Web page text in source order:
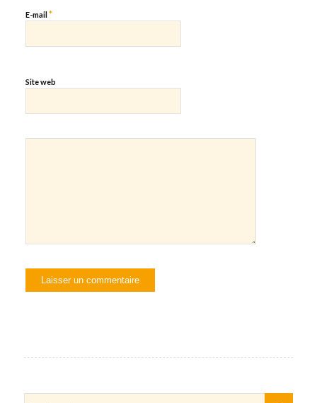
E-mail *
Site web